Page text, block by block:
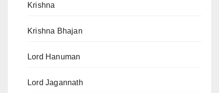
Krishna
Krishna Bhajan
Lord Hanuman
Lord Jagannath